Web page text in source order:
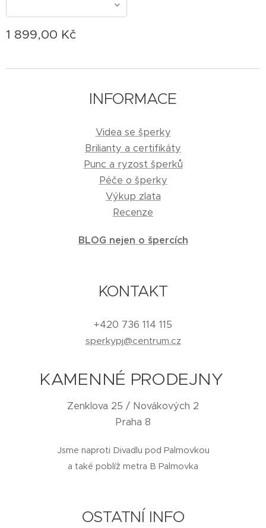
1 899,00 Kč
INFORMACE
Videa se šperky
Brilianty a certifikáty
Punc a ryzost šperků
Péče o šperky
Výkup zlata
Recenze
BLOG nejen o špercích
KONTAKT
+420 736 114 115
sperkypj@centrum.cz
KAMENNÉ PRODEJNY
Zenklova 25 / Novákových 2
Praha 8
Jsme naproti Divadlu pod Palmovkou
a také poblíž metra B Palmovka
OSTATNÍ INFO